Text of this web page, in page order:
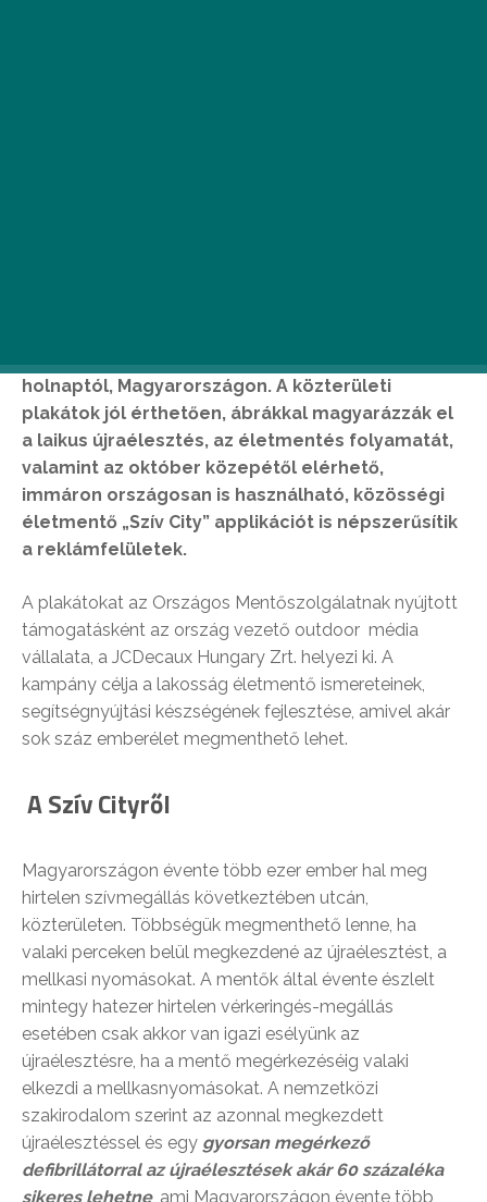
holnaptól, Magyarországon. A közterületi
plakátok jól érthetően, ábrákkal magyarázzák el
a laikus újraélesztés, az életmentés folyamatát,
valamint az október közepétől elérhető,
immáron országosan is használható, közösségi
életmentő „Szív City” applikációt is népszerűsítik
a reklámfelületek.
A plakátokat az Országos Mentőszolgálatnak nyújtott
támogatásként az ország vezető outdoor média
vállalata, a JCDecaux Hungary Zrt. helyezi ki. A
kampány célja a lakosság életmentő ismereteinek,
segítségnyújtási készségének fejlesztése, amivel akár
sok száz emberélet megmenthető lehet.
A Szív Cityről
Magyarországon évente több ezer ember hal meg
hirtelen szívmegállás következtében utcán,
közterületen. Többségük megmenthető lenne, ha
valaki perceken belül megkezdené az újraélesztést, a
mellkasi nyomásokat. A mentők által évente észlelt
mintegy hatezer hirtelen vérkeringés-megállás
esetében csak akkor van igazi esélyünk az
újraélesztésre, ha a mentő megérkezéséig valaki
elkezdi a mellkasnyomásokat. A nemzetközi
szakirodalom szerint az azonnal megkezdett
újraélesztéssel és egy gyorsan megérkező
defibrillátorral az újraélesztések akár 60 százaléka
sikeres lehetne, ami Magyarországon évente több